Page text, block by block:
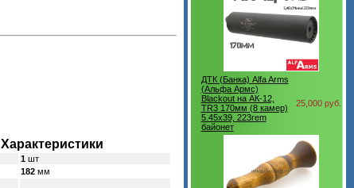
Характеристики
1 шт
182мм
ДТК (Банка) Alfa Arms
(Альфа Армс)
Blackout на АК-12,
TR3 170мм (8 камер)
5.45x39, 223rem
байонет
25,000 руб.